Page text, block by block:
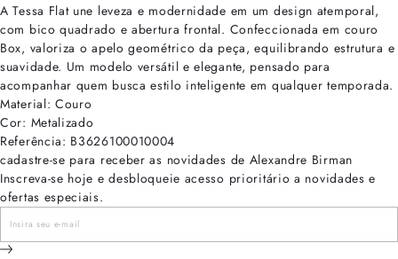
A Tessa Flat une leveza e modernidade em um design atemporal,
com bico quadrado e abertura frontal. Confeccionada em couro
Box, valoriza o apelo geométrico da peça, equilibrando estrutura e
suavidade. Um modelo versátil e elegante, pensado para
acompanhar quem busca estilo inteligente em qualquer temporada.
Material: Couro
Cor: Metalizado
Referência: B3626100010004
cadastre-se para receber as novidades de Alexandre Birman
Inscreva-se hoje e desbloqueie acesso prioritário a novidades e
ofertas especiais.